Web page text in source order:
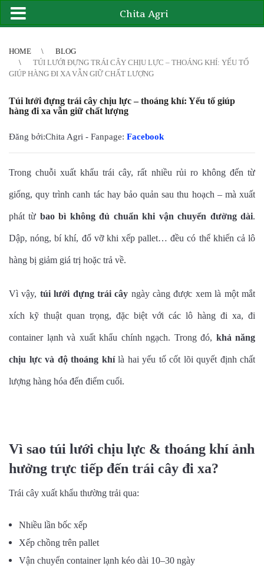
HOME
BLOG
TÚI LƯỚI ĐỰNG TRÁI CÂY CHỊU LỰC – THOÁNG KHÍ: YẾU TỐ
GIÚP HÀNG ĐI XA VẪN GIỮ CHẤT LƯỢNG
Túi lưới đựng trái cây chịu lực – thoáng khí: Yếu tố giúp
hàng đi xa vẫn giữ chất lượng
Đăng bởi:Chita Agri - Fanpage: Facebook
Trong chuỗi xuất khẩu trái cây, rất nhiều rủi ro không đến từ
giống, quy trình canh tác hay bảo quản sau thu hoạch – mà xuất
phát từ bao bì không đủ chuẩn khi vận chuyển đường dài.
Dập, nóng, bí khí, đổ vỡ khi xếp pallet… đều có thể khiến cả lô
hàng bị giảm giá trị hoặc trả về.
Vì vậy, túi lưới đựng trái cây ngày càng được xem là một mắt
xích kỹ thuật quan trọng, đặc biệt với các lô hàng đi xa, đi
container lạnh và xuất khẩu chính ngạch. Trong đó, khả năng
chịu lực và độ thoáng khílà hai yếu tố cốt lõi quyết định chất
lượng hàng hóa đến điểm cuối.
Vì sao túi lưới chịu lực & thoáng khí ảnh
hưởng trực tiếp đến trái cây đi xa?
Trái cây xuất khẩu thường trải qua:
Nhiều lần bốc xếp
Xếp chồng trên pallet
Vận chuyển container lạnh kéo dài 10–30 ngày
Chita Agri